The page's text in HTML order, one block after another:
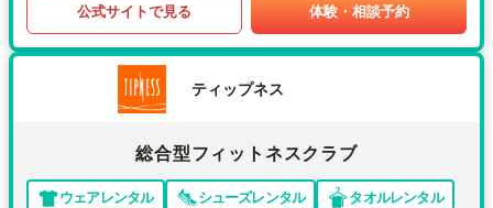
公式サイトで見る 体験・相談予約
ティップネス
総合型フィットネスクラブ
ウェアレンタル シューズレンタル
タオルレンタル